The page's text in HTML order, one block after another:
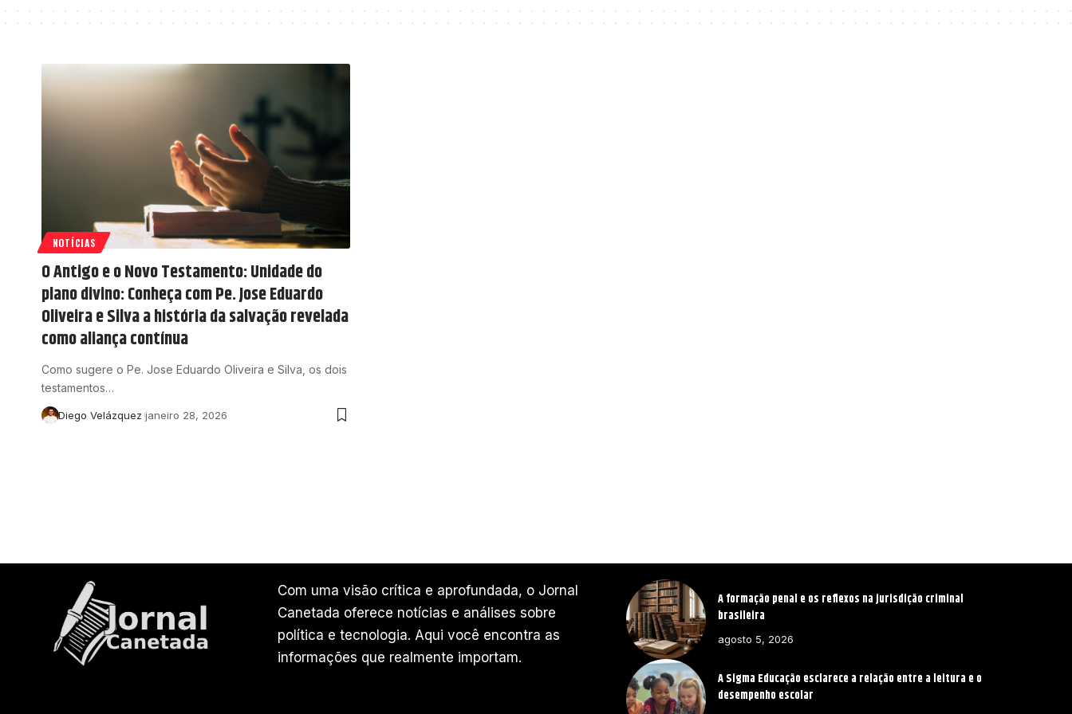
NOTÍCIAS
O Antigo e o Novo Testamento: Unidade do
plano divino: Conheça com Pe. Jose Eduardo
Oliveira e Silva a história da salvação revelada
como aliança contínua
Como sugere o Pe. Jose Eduardo Oliveira e Silva, os dois
testamentos…
Diego Velázquez janeiro 28, 2026
Com uma visão crítica e aprofundada, o Jornal
Canetada oferece notícias e análises sobre
política e tecnologia. Aqui você encontra as
informações que realmente importam.
A formação penal e os reflexos na jurisdição criminal
brasileira
agosto 5, 2026
A Sigma Educação esclarece a relação entre a leitura e o
desempenho escolar